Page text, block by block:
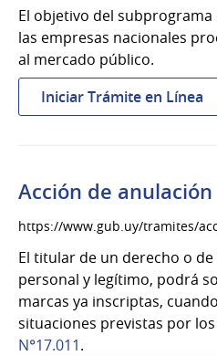
El objetivo del
las empresas nacionales
al mercado público.
Iniciar Trámite en Línea
y
de
Acción de
https://www.gub.uy/tramites/
El titular de un derecho o
personal y legítimo, podrá
marcas ya inscriptas,
situaciones previstas por los
N°17.011.